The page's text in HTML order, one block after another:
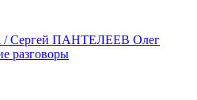
/ Сергей ПАНТЕЛЕЕВ Олег
разговоры